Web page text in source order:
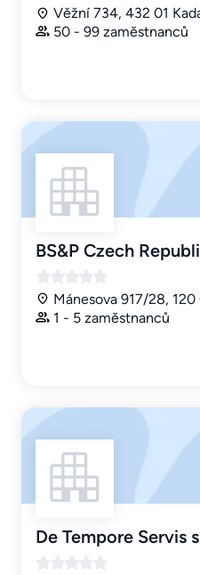
Věžní 734, 432 01
50 - 99 zaměstnanců
BS&P Czech
Mánesova 917/28, 120
1 - 5 zaměstnanců
De Tempore Servis